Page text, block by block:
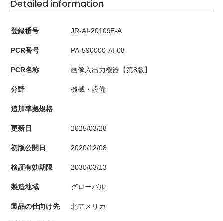
Detailed information
登録番号 JR-AI-20109E-A
PCR番号 PA-590000-AI-08
PCR名称 画像入出力機器【第8版】
分野 機械・設備
追加準拠規格
更新日 2025/03/28
初版公開日 2020/12/08
検証有効期限 2030/03/13
製造地域 グローバル
製品の仕向け先 北アメリカ